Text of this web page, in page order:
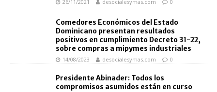
26/11/2021 desocialesymas.com 0
Comedores Económicos del Estado
Dominicano presentan resultados
positivos en cumplimiento Decreto 31-22,
sobre compras a mipymes industriales
14/08/2023 desocialesymas.com 0
Presidente Abinader: Todos los
compromisos asumidos están en curso